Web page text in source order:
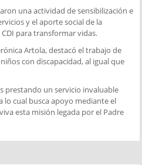
una actividad de sensibilización e
y el aporte social de la
para transformar vidas.
Artola, destacó el trabajo de
con discapacidad, al igual que
prestando un servicio invaluable
lo cual busca apoyo mediante el
esta misión legada por el Padre